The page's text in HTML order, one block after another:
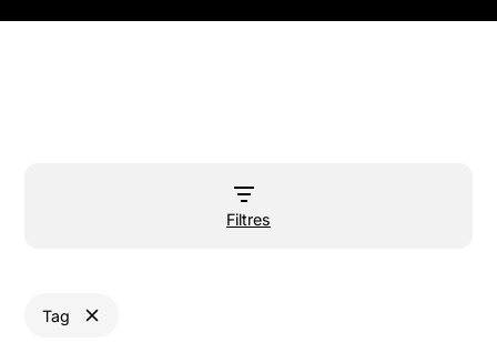
Filtres
Tag